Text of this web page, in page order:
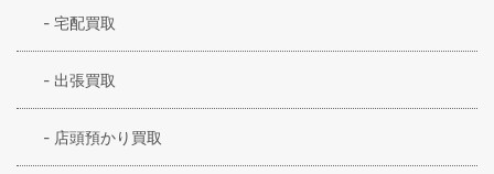
- 宅配買取
- 出張買取
- 店頭預かり買取